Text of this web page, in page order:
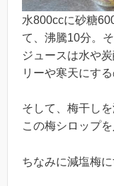
水800ccに砂糖
て、沸騰10分。
ジュースは水や
リーや寒天にする
そして、梅干し
この梅シロップ
ちなみに減塩梅に